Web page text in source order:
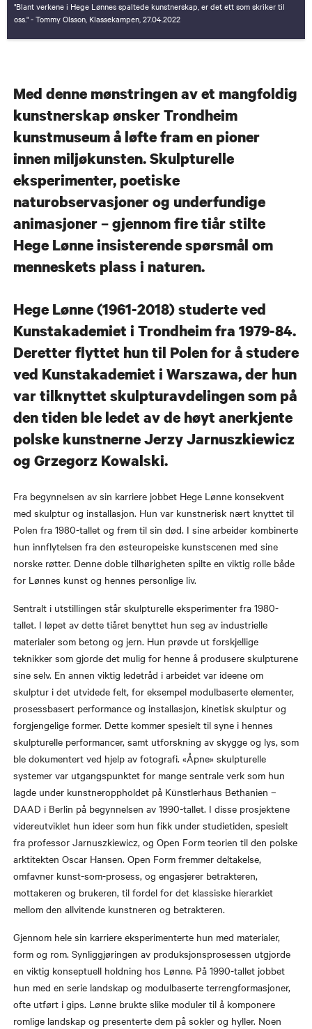
"Blant verkene i Hege Lønnes spaltede kunstnerskap, er det ett som skriker til
oss." - Tommy Olsson, Klassekampen, 27.04.2022
Med denne mønstringen av et mangfoldig
kunstnerskap ønsker Trondheim
kunstmuseum å løfte fram en pioner
innen miljøkunsten. Skulpturelle
eksperimenter, poetiske
naturobservasjoner og underfundige
animasjoner – gjennom fire tiår stilte
Hege Lønne insisterende spørsmål om
menneskets plass i naturen.
Hege Lønne (1961-2018) studerte ved
Kunstakademiet i Trondheim fra 1979-84.
Deretter flyttet hun til Polen for å studere
ved Kunstakademiet i Warszawa, der hun
var tilknyttet skulpturavdelingen som på
den tiden ble ledet av de høyt anerkjente
polske kunstnerne Jerzy Jarnuszkiewicz
og Grzegorz Kowalski.
Fra begynnelsen av sin karriere jobbet Hege Lønne konsekvent
med skulptur og installasjon. Hun var kunstnerisk nært knyttet til
Polen fra 1980-tallet og frem til sin død. I sine arbeider kombinerte
hun innflytelsen fra den østeuropeiske kunstscenen med sine
norske røtter. Denne doble tilhørigheten spilte en viktig rolle både
for Lønnes kunst og hennes personlige liv.
Sentralt i utstillingen står skulpturelle eksperimenter fra 1980-
tallet. I løpet av dette tiåret benyttet hun seg av industrielle
materialer som betong og jern. Hun prøvde ut forskjellige
teknikker som gjorde det mulig for henne å produsere skulpturene
sine selv. En annen viktig ledetråd i arbeidet var ideene om
skulptur i det utvidede felt, for eksempel modulbaserte elementer,
prosessbasert performance og installasjon, kinetisk skulptur og
forgjengelige former. Dette kommer spesielt til syne i hennes
skulpturelle performancer, samt utforskning av skygge og lys, som
ble dokumentert ved hjelp av fotografi. «Åpne» skulpturelle
systemer var utgangspunktet for mange sentrale verk som hun
lagde under kunstneroppholdet på Künstlerhaus Bethanien –
DAAD i Berlin på begynnelsen av 1990-tallet. I disse prosjektene
videreutviklet hun ideer som hun fikk under studietiden, spesielt
fra professor Jarnuszkiewicz, og Open Form teorien til den polske
arktitekten Oscar Hansen. Open Form fremmer deltakelse,
omfavner kunst-som-prosess, og engasjerer betrakteren,
mottakeren og brukeren, til fordel for det klassiske hierarkiet
mellom den allvitende kunstneren og betrakteren.
Gjennom hele sin karriere eksperimenterte hun med materialer,
form og rom. Synliggjøringen av produksjonsprosessen utgjorde
en viktig konseptuell holdning hos Lønne. På 1990-tallet jobbet
hun med en serie landskap og modulbaserte terrengformasjoner,
ofte utført i gips. Lønne brukte slike moduler til å komponere
romlige landskap og presenterte dem på sokler og hyller. Noen